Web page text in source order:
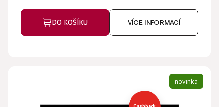
DO KOŠÍKU VÍCE INFORMACÍ
novinka
Cashback